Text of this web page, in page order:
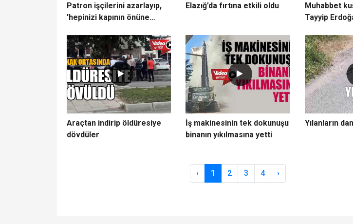
Patron işçilerini azarlayıp,
'hepinizi kapının önüne
Elazığ’da fırtına etkili oldu
Muhabbet
Tayyip
Araçtan indirip öldüresiye
dövdüler
İş makinesinin tek dokunuşu
binanın yıkılmasına yetti
Yılanların
‹ 1 2 3 4 ›